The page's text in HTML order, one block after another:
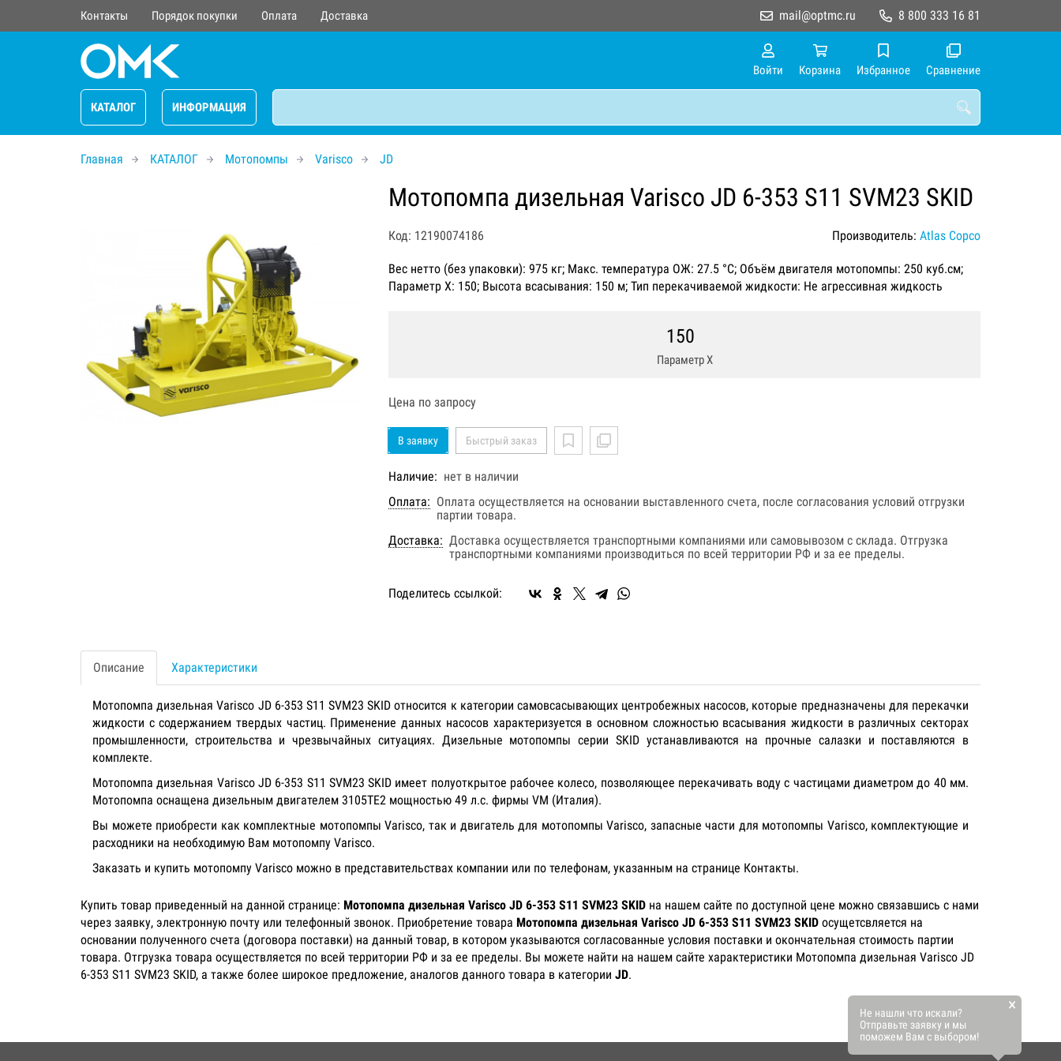
Контакты Порядок покупки Оплата Доставка 8 800 333 16 81
mail@optmc.ru
Войти Корзина Избранное Сравнение
КАТАЛОГ ИНФОРМАЦИЯ
Главная КАТАЛОГ Мотопомпы Varisco JD
Мотопомпа дизельная Varisco JD 6-353 S11 SVM23 SKID
Код: 12190074186 Производитель: Atlas Copco
Вес нетто (без упаковки): 975 кг; Макс. температура ОЖ: 27.5 °C; Объём двигателя мотопомпы: 250 куб.см;
Параметр Х: 150; Высота всасывания: 150 м; Тип перекачиваемой жидкости: Не агрессивная жидкость
150
Параметр Х
Цена по запросу
В заявку Быстрый заказ
Наличие: нет в наличии
Оплата: Оплата осуществляется на основании выставленного счета, после согласования условий отгрузки
партии товара.
Доставка: Доставка осуществляется транспортными компаниями или самовывозом с склада. Отгрузка
транспортными компаниями производиться по всей территории РФ и за ее пределы.
Поделитесь ссылкой:
Описание Характеристики
Мотопомпа дизельная Varisco JD 6-353 S11 SVM23 SKID относится к категории самовсасывающих центробежных насосов, которые предназначены для перекачки
жидкости с содержанием твердых частиц. Применение данных насосов характеризуется в основном сложностью всасывания жидкости в различных секторах
промышленности, строительства и чрезвычайных ситуациях. Дизельные мотопомпы серии SKID устанавливаются на прочные салазки и поставляются в
комплекте.
Мотопомпа дизельная Varisco JD 6-353 S11 SVM23 SKID имеет полуоткрытое рабочее колесо, позволяющее перекачивать воду с частицами диаметром до 40 мм.
Мотопомпа оснащена дизельным двигателем 3105TE2 мощностью 49 л.с. фирмы VM (Италия).
Вы можете приобрести как комплектные мотопомпы Varisco, так и двигатель для мотопомпы Varisco, запасные части для мотопомпы Varisco, комплектующие и
расходники на необходимую Вам мотопомпу Varisco.
Заказать и купить мотопомпу Varisco можно в представительствах компании или по телефонам, указанным на странице Контакты.
Купить товар приведенный на данной странице: Мотопомпа дизельная Varisco JD 6-353 S11 SVM23 SKID на нашем сайте по доступной цене можно связавшись с нами
через заявку, электронную почту или телефонный звонок. Приобретение товара Мотопомпа дизельная Varisco JD 6-353 S11 SVM23 SKID осущетсвляется на
основании полученного счета (договора поставки) на данный товар, в котором указываются согласованные условия поставки и окончательная стоимость партии
товара. Отгрузка товара осуществляется по всей территории РФ и за ее пределы. Вы можете найти на нашем сайте характеристики Мотопомпа дизельная Varisco JD
6-353 S11 SVM23 SKID, а также более широкое предложение, аналогов данного товара в категории JD.
Не нашли что искали?
Отправьте заявку и мы
поможем Вам с выбором!
×